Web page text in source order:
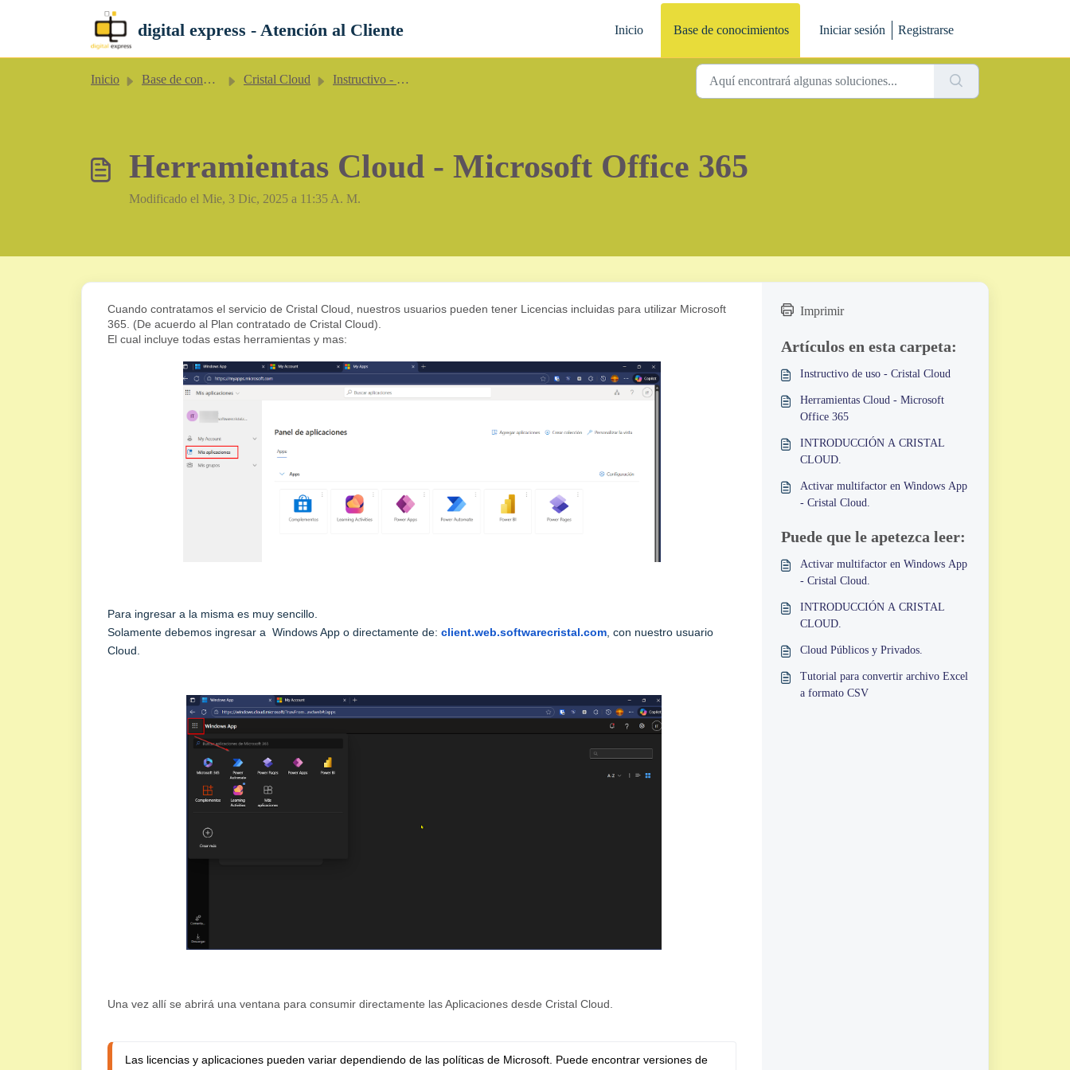
digital express - Atención al Cliente Inicio Base de conocimientos Iniciar sesión Registrarse
Inicio Base de conocimientos Cristal Cloud Instructivo - Cristal Cloud.
Herramientas Cloud - Microsoft Office 365
Modificado el Mie, 3 Dic, 2025 a 11:35 A. M.
Cuando contratamos el servicio de Cristal Cloud, nuestros usuarios pueden tener Licencias incluidas para utilizar Microsoft
365. (De acuerdo al Plan contratado de Cristal Cloud).
El cual incluye todas estas herramientas y mas:
Para ingresar a la misma es muy sencillo.
Solamente debemos ingresar a Windows App o directamente de: client.web.softwarecristal.com con nuestro usuario
Cloud.
Una vez allí se abrirá una ventana para consumir directamente las Aplicaciones desde Cristal Cloud.
Las licencias y aplicaciones pueden variar dependiendo de las políticas de Microsoft. Puede encontrar versiones de
Imprimir
Artículos en esta carpeta:
Instructivo de uso - Cristal Cloud
Herramientas Cloud - Microsoft
Office 365
INTRODUCCIÓN A CRISTAL
CLOUD.
Activar multifactor en Windows App
- Cristal Cloud.
Puede que le apetezca leer:
Activar multifactor en Windows App
- Cristal Cloud.
INTRODUCCIÓN A CRISTAL
CLOUD.
Cloud Públicos y Privados.
Tutorial para convertir archivo Excel
a formato CSV